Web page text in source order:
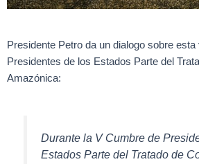
Presidente Petro da un dialogo sobre
Presidentes de los Estados Parte del
Amazónica:
Durante la V Cumbre de
Estados Parte del Tratado de